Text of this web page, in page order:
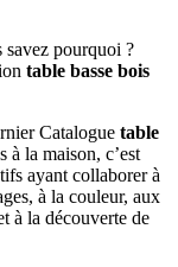
savez pourquoi ?
table basse bois
Catalogue table
à la maison, c’est
ayant collaborer à
à la couleur, aux
à la découverte de